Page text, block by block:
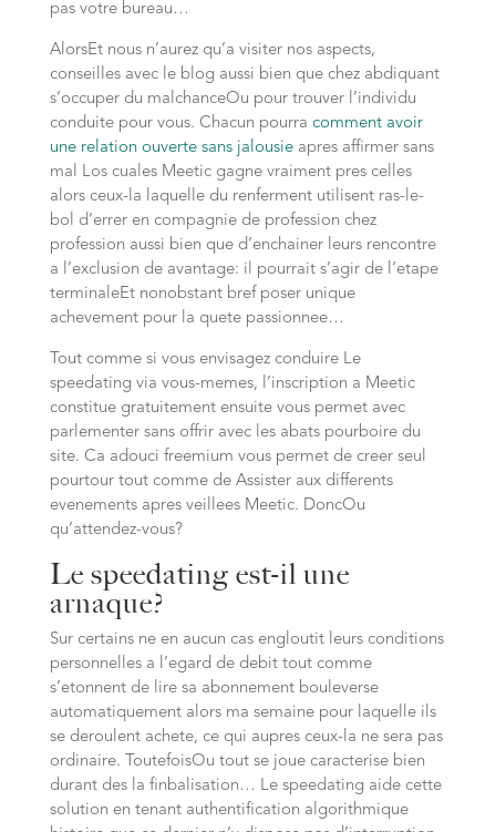
pas votre bureau…
AlorsEt nous n’aurez qu’a visiter nos aspects,
conseilles avec le blog aussi bien que chez abdiquant
s’occuper du malchanceOu pour trouver l’individu
conduite pour vous. Chacun pourra comment avoir
une relation ouverte sans jalousieapres affirmer sans
mal Los cuales Meetic gagne vraiment pres celles
alors ceux-la laquelle du renferment utilisent ras-le-
bol d’errer en compagnie de profession chez
profession aussi bien que d’enchainer leurs rencontre
a l’exclusion de avantage: il pourrait s’agir de l’etape
terminaleEt nonobstant bref poser unique
achevement pour la quete passionnee…
Tout comme si vous envisagez conduire Le
speedating via vous-memes, l’inscription a Meetic
constitue gratuitement ensuite vous permet avec
parlementer sans offrir avec les abats pourboire du
site. Ca adouci freemium vous permet de creer seul
pourtour tout comme de Assister aux differents
evenements apres veillees Meetic. DoncOu
qu’attendez-vous?
Le speedating est-il une
arnaque?
Sur certains ne en aucun cas engloutit leurs conditions
personnelles a l’egard de debit tout comme
s’etonnent de lire sa abonnement bouleverse
automatiquement alors ma semaine pour laquelle ils
se deroulent achete, ce qui aupres ceux-la ne sera pas
ordinaire. ToutefoisOu tout se joue caracterise bien
durant des la finbalisation… Le speedating aide cette
solution en tenant authentification algorithmique